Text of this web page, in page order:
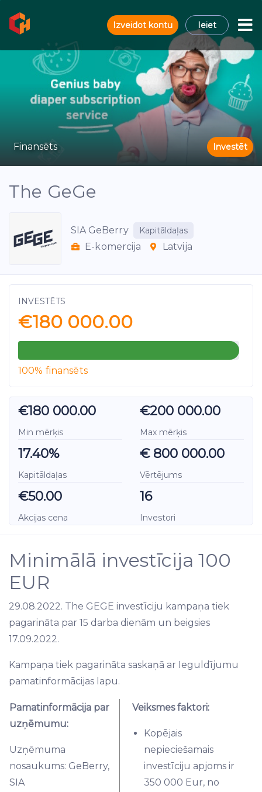
Izveidot kontu Ieiet
Finansēts Investēt
The GeGe
SIA GeBerry Kapitāldaļas
E-komercija Latvija
INVESTĒTS
€180 000.00
100% finansēts
€180 000.00
Min mērķis
€200 000.00
Max mērķis
17.40%
Kapitāldaļas
€ 800 000.00
Vērtējums
€50.00
Akcijas cena
16
Investori
Minimālā investīcija 100
EUR
29.08.2022. The GEGE investīciju kampaņa tiek
pagarināta par 15 darba dienām un beigsies
17.09.2022.
Kampaņa tiek pagarināta saskaņā ar Ieguldījumu
pamatinformācijas lapu.
Pamatinformācija par
uzņēmumu:
Uzņēmuma
nosaukums: GeBerry,
SIA
Veiksmes faktori:
Kopējais
nepieciešamais
investīciju apjoms ir
350 000 Eur, no